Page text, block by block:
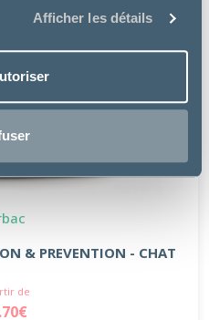
Afficher les détails
& PREVENTION - CHAT
de